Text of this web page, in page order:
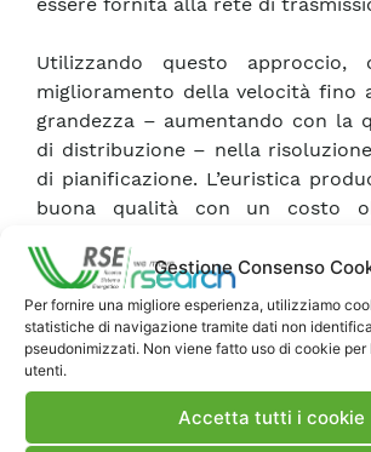
Gestione Consenso
Per fornire una migliore esperienza, utilizziamo
statistiche di navigazione tramite dati non
pseudonimizzati. Non viene fatto uso di cookie
utenti.
Accetta tutti i cookie
essere fornita alla rete di
Utilizzando questo approccio,
miglioramento della velocità fino
grandezza – aumentando con la
di distribuzione – nella
di pianificazione. L’euristica
buona qualità con un costo
Commenti